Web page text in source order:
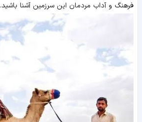
فرهنگ و آداب مردمان این سرزمین آشنا باشید.